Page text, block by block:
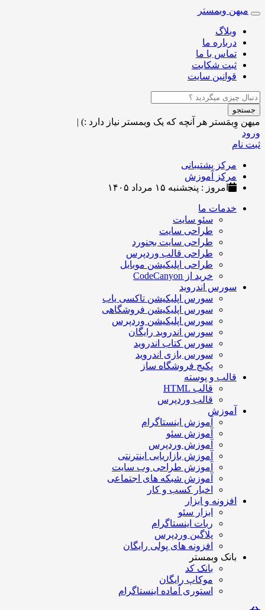
Toggle
navigation
میهن وبمستر
وبلاگ
درباره ما
تماس با ما
ثبت شکایت
قوانین سایت
جستجو
میهن وِبمَستر هر آنچه که یک وبمستر نیاز دارد :) |
ورود
ثبت نام
مرکز پشتیبانی
مرکز آموزش
امروز : پنجشنبه ۱۵ مرداد ۱۴۰۵
خدمات ما
سئو سایت
طراحی سایت
طراحی سایت بجنورد
طراحی قالب وردپرس
طراحی اپلیکیشن موبایل
خرید از CodeCanyon
سورس اندروید
سورس اپلیکیشن تاکسی یاب
سورس اپلیکیشن فروشگاهی
سورس اپلیکیشن وردپرس
سورس اندروید رایگان
سورس کتاب اندروید
سورس بازی اندروید
پکیج فروشگاه ساز
قالب و پوسته
قالب HTML
قالب وردپرس
آموزش
آموزش اینستاگرام
آموزش سئو
آموزش وردپرس
آموزش بازاریابی اینترنتی
آموزش طراحی وب سایت
آموزش شبکه های اجتماعی
اخبار کسب و کار
افزونه و ابزار
ابزار سئو
ربات اینستاگرام
پلاگین وردپرس
افزونه های پولی رایگان
بانک وبمستر
بانک کد
موکاپ رایگان
استوری آماده اینستاگرام